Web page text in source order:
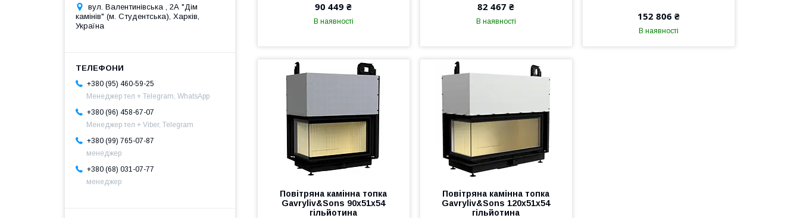
90 449 ₴
В наявності
82 467 ₴
В наявності 152 806 ₴
В наявності
Повітряна камінна топка
Gavryliv&Sons 90x51x54
гільйотина
Повітряна камінна топка
Gavryliv&Sons 120х51х54
гільйотина
вул. Валентинівська , 2А "Дім
камінів" (м. Студентська), Харків,
Україна
+380 (95) 460-59-25
Менеджер тел + Telegram, WhatsApp
+380 (96) 458-67-07
Менеджер тел + Viber, Telegram
+380 (99) 765-07-87
менеджер
+380 (68) 031-07-77
менеджер